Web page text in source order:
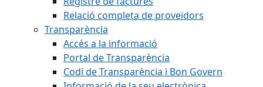
Relació completa de proveïdors
Transparència
Accés a la informació
Portal de Transparència
Codi de Transparència i Bon Govern